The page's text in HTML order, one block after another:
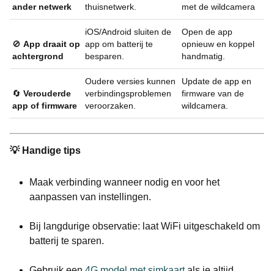
ander netwerk
thuisnetwerk.
met de wildcamera
🚫 App draait op
achtergrond
iOS/Android sluiten de
app om batterij te
besparen.
Open de app
opnieuw en koppel
handmatig.
🔄 Verouderde
app of firmware
Oudere versies kunnen
verbindingsproblemen
veroorzaken.
Update de app en
firmware van de
wildcamera.
💡 Handige tips
Maak verbinding wanneer nodig en voor het
aanpassen van instellingen.
Bij langdurige observatie: laat WiFi uitgeschakeld om
batterij te sparen.